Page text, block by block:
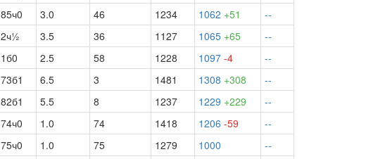
85ч0 3.0 46 1234 1062 +51
--
2ч½ 3.5 36 1127 1065 +65
--
1б0 2.5 58 1228 1097 -4
--
73б1 6.5 3 1481 1308 +308
--
82б1 5.5 8 1237 1229 +229
--
74ч0 1.0 74 1418 1206 -59
--
75ч0 1.0 75 1279 1000
--